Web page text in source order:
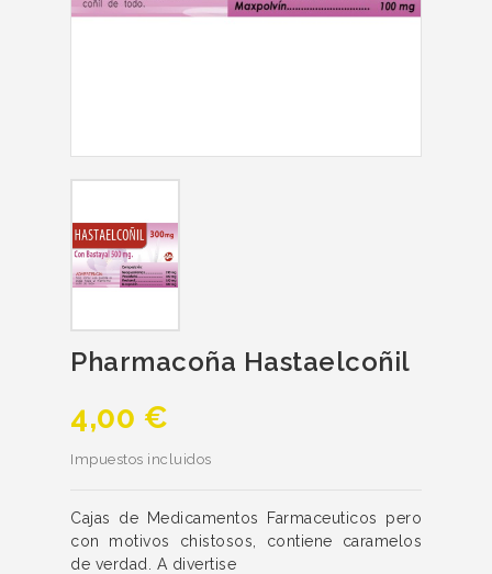
Pharmacoña Hastaelcoñil
4,00 €
Impuestos incluidos
Cajas de Medicamentos Farmaceuticos pero
con motivos chistosos, contiene caramelos
de verdad. A divertise